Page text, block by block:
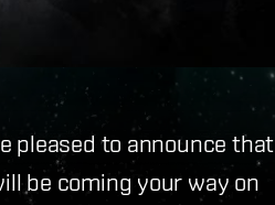
pleased to announce that
be coming your way on